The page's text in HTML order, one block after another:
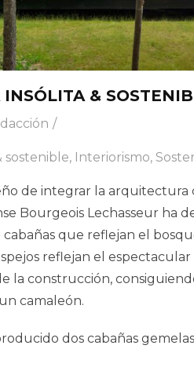
&
sostenible, Interiorismo,
de integrar la arquitectura
Bourgeois Lechasseur ha
que reflejan el
reflejan el espectacular
la construcción,
camaleón.
dos cabañas